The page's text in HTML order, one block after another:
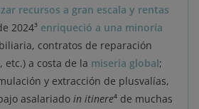
recursos a gran escala y rentas
2024³ enriqueció a una minoría
contratos de reparación
a costa de la miseria global;
y extracción de plusvalías,
asalariado in itinere⁴ de muchas